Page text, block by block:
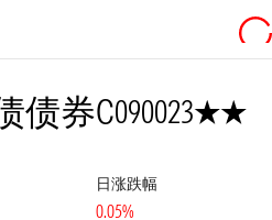
债券C090023
日涨跌幅
0.05%